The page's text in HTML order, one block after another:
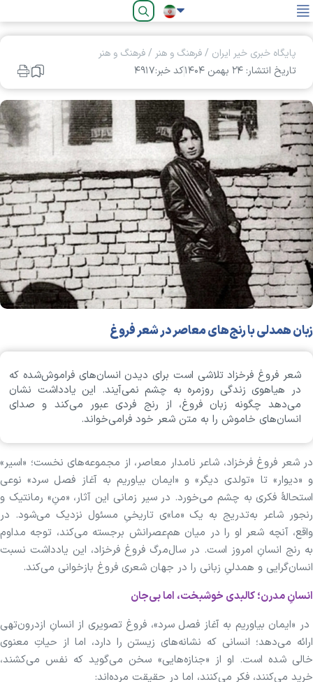
فارسی
پایگاه خبری خیر ایران /فرهنگ و هنر /فرهنگ و هنر
تاریخ انتشار: ۲۴ بهمن ۱۴۰۴
کد خبر:۴۹۱۷
زبان همدلی با رنج‌های معاصر در شعر فروغ
شعر فروغ فرخزاد تلاشی است برای دیدن انسان‌‌های فراموش‌شده که
در هیاهوی زندگی روزمره به چشم نمی‌آیند. این یادداشت نشان
می‌دهد چگونه زبان فروغ، از رنج فردی عبور می‌کند و صدای
انسان‌های خاموش را به متن شعر خود فرامی‌خواند.
در شعر فروغ فرخزاد، شاعر نامدار معاصر، از مجموعه‌های نخست؛ «اسیر»
و «دیوار» تا «تولدی دیگر» و «ایمان بیاوریم به آغاز فصل سرد» نوعی
استحالهٔ فکری به چشم می‌خورد. در سیر زمانی این آثار، «منِ» رمانتیک و
رنجور شاعر به‌تدریج به یک «ما»ی تاریخیِ مسئول نزدیک می‌شود. در
واقع، آنچه شعر او را در میان هم‌عصرانش برجسته می‌کند، توجه مداوم
به رنج انسانِ امروز است. در سال‌مرگ فروغ فرخزاد، این یادداشت نسبت
انسان‌گرایی و همدلیِ زبانی را در جهان شعری فروغ بازخوانی می‌کند.
انسانِ مدرن؛ کالبدی خوشبخت، اما بی‌جان
در «ایمان بیاوریم به آغاز فصل سرد»، فروغ تصویری از انسانِ ازدرون‌تهی
ارائه می‌دهد؛ انسانی که نشانه‌های زیستن را دارد، اما از حیاتِ معنوی
خالی شده است. او از «جنازه‌هایی» سخن می‌گوید که نفس می‌کشند،
خرید می‌کنند، فکر می‌کنند، اما در حقیقت مرده‌اند: